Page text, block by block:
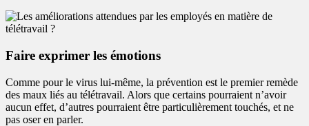
Faire exprimer les émotions
Comme pour le virus lui-même, la prévention est le premier remède
des maux liés au télétravail. Alors que certains pourraient n’avoir
aucun effet, d’autres pourraient être particulièrement touchés, et ne
pas oser en parler.